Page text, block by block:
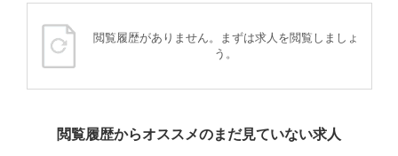
閲覧履歴がありません。まずは求人を閲覧しましょ
う。
閲覧履歴からオススメのまだ見ていない求人